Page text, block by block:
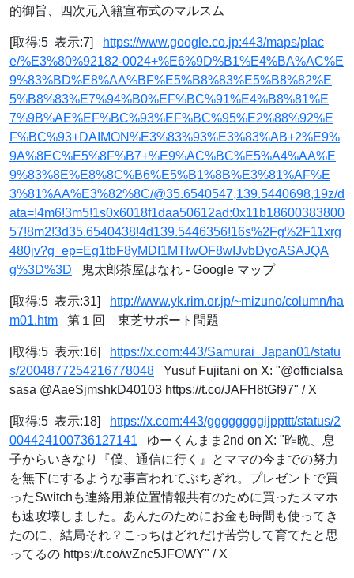
的御旨、四次元入籍宣布式のマルスム
[取得:5 表示:7]
https://www.google.co.jp:443/maps/plac
e/%E3%80%92182-0024+%E6%9D%B1%E4%BA%AC%E
9%83%BD%E8%AA%BF%E5%B8%83%E5%B8%82%E
5%B8%83%E7%94%B0%EF%BC%91%E4%B8%81%E
7%9B%AE%EF%BC%93%EF%BC%95%E2%88%92%E
F%BC%93+DAIMON%E3%83%93%E3%83%AB+2%E9%
9A%8EC%E5%8F%B7+%E9%AC%BC%E5%A4%AA%E
9%83%8E%E8%8C%B6%E5%B1%8B%E3%81%AF%E
3%81%AA%E3%82%8C/@35.6540547,139.5440698,19z/d
ata=!4m6!3m5!1s0x6018f1daa50612ad:0x11b18600383800
57!8m2!3d35.6540438!4d139.5446356!16s%2Fg%2F11xrg
480jv?g_ep=Eg1tbF8yMDI1MTIwOF8wIJvbDyoASAJQA
g%3D%3D 鬼太郎茶屋はなれ - Google マップ
[取得:5 表示:31]
http://www.yk.rim.or.jp/~mizuno/column/ha
m01.htm 第１回 東芝サポート問題
[取得:5 表示:16]
https://x.com:443/Samurai_Japan01/statu
s/2004877254216778048 Yusuf Fujitani on X: "@officialsa
sasa @AaeSjmshkD40103 https://t.co/JAFH8tGf97" / X
[取得:5 表示:18]
https://x.com:443/ggggggggijppttt/status/2
004424100736127141 ゆーくんまま2nd on X: "昨晩、息
子からいきなり『僕、通信に行く』とママの今までの努力
を無下にするような事言われてぶちぎれ。プレゼントで買
ったSwitchも連絡用兼位置情報共有のために買ったスマホ
も速攻壊しました。あんたのためにお金も時間も使ってき
たのに、結局それ？こっちはどれだけ苦労して育てたと思
ってるの https://t.co/wZnc5JFOWY" / X